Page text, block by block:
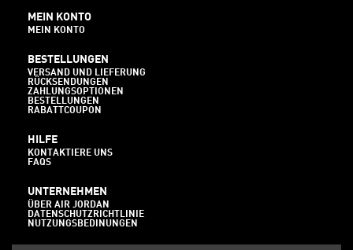
MEIN KONTO
MEIN KONTO
BESTELLUNGEN
VERSAND UND LIEFERUNG
RÜCKSENDUNGEN
ZAHLUNGSOPTIONEN
BESTELLUNGEN
RABATTCOUPON
HILFE
KONTAKTIERE UNS
FAQS
UNTERNEHMEN
ÜBER AIR JORDAN
DATENSCHUTZRICHTLINIE
NUTZUNGSBEDINUNGEN